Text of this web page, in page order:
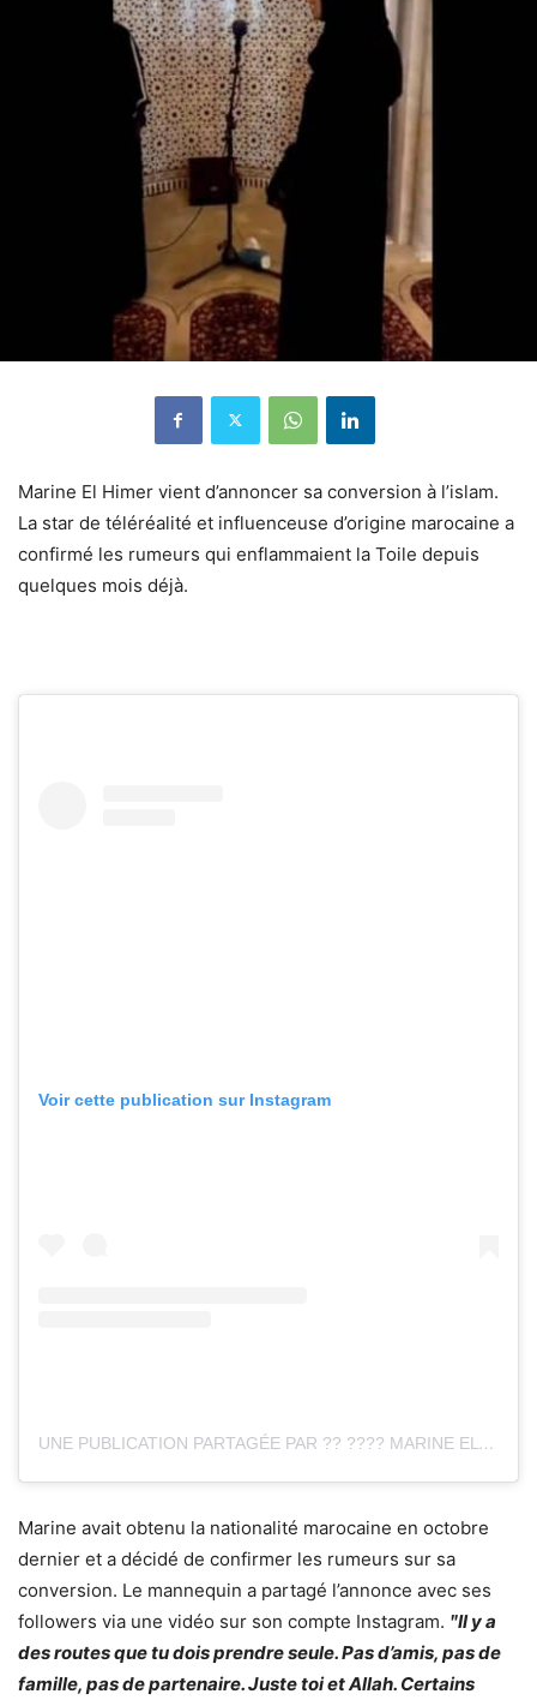
Marine El Himer vient d’annoncer sa conversion à l’islam.
La star de téléréalité et influenceuse d’origine marocaine a
confirmé les rumeurs qui enflammaient la Toile depuis
quelques mois déjà.
Voir cette publication sur Instagram
UNE PUBLICATION PARTAGÉE PAR ?? ???? MARINE EL HIMER (@MARINELHIMER)
Marine avait obtenu la nationalité marocaine en octobre
dernier et a décidé de confirmer les rumeurs sur sa
conversion. Le mannequin a partagé l’annonce avec ses
followers via une vidéo sur son compte Instagram. ʺIl y a
des routes que tu dois prendre seule. Pas d’amis, pas de
famille, pas de partenaire. Juste toi et Allah. Certains